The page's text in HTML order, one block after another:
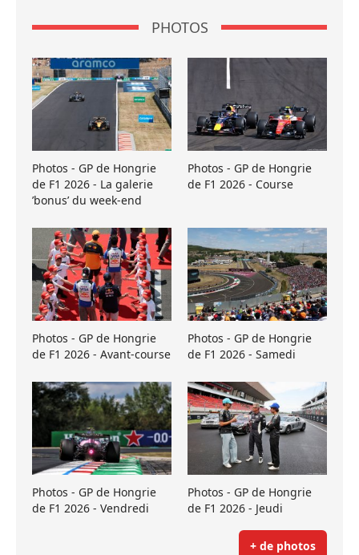
PHOTOS
Photos - GP de Hongrie
de F1 2026 - La galerie
’bonus’ du week-end
Photos - GP de Hongrie
de F1 2026 - Course
Photos - GP de Hongrie
de F1 2026 - Avant-course
Photos - GP de Hongrie
de F1 2026 - Samedi
Photos - GP de Hongrie
de F1 2026 - Vendredi
Photos - GP de Hongrie
de F1 2026 - Jeudi
+ de photos